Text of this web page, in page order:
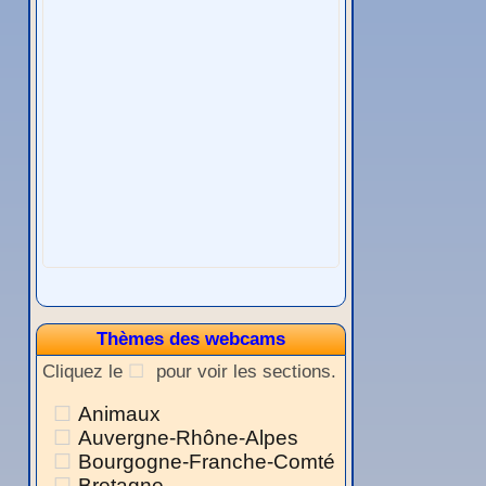
Thèmes des webcams
Cliquez le
pour voir les sections.
Animaux
Auvergne-Rhône-Alpes
Bourgogne-Franche-Comté